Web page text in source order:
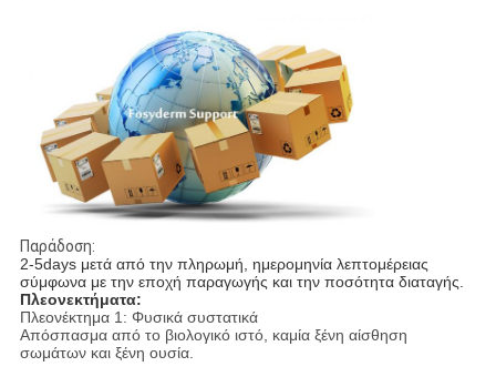
Παράδοση:
2-5days μετά από την πληρωμή, ημερομηνία λεπτομέρειας
σύμφωνα με την εποχή παραγωγής και την ποσότητα διαταγής.
Πλεονεκτήματα:
Πλεονέκτημα 1: Φυσικά συστατικά
Απόσπασμα από το βιολογικό ιστό, καμία ξένη αίσθηση
σωμάτων και ξένη ουσία.